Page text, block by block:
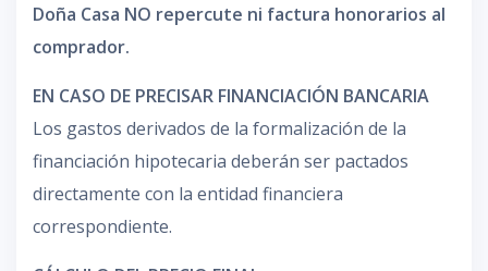
Doña Casa NO repercute ni factura honorarios al
comprador.
EN CASO DE PRECISAR FINANCIACIÓN BANCARIA
Los gastos derivados de la formalización de la
financiación hipotecaria deberán ser pactados
directamente con la entidad financiera
correspondiente.